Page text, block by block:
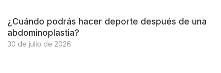
¿Cuándo podrás hacer deporte después de una
abdominoplastia?
30 de julio de 2026